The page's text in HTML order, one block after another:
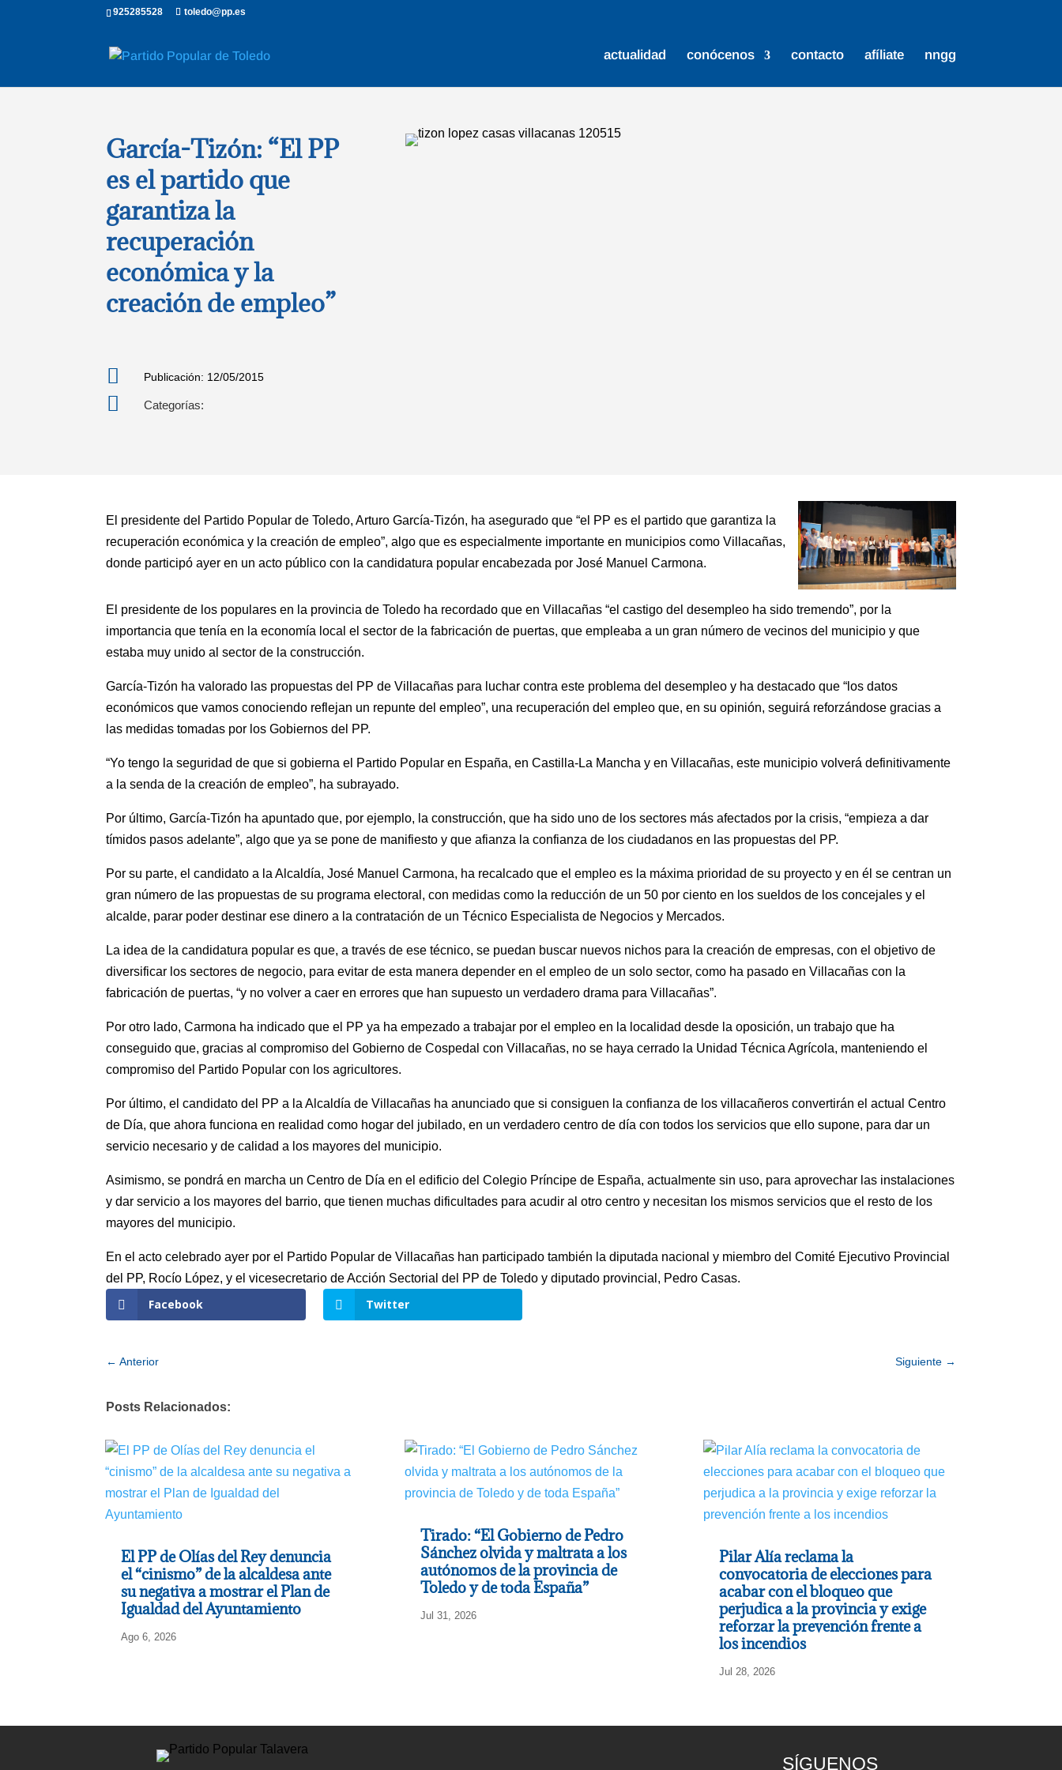
925285528 toledo@pp.es
actualidad conócenos contacto afíliate nngg
García-Tizón: “El PP
es el partido que
garantiza la
recuperación
económica y la
creación de empleo”
 Publicación: 12/05/2015
 Categorías:
El presidente del Partido Popular de Toledo, Arturo García-Tizón, ha asegurado que “el PP es el partido que garantiza la
recuperación económica y la creación de empleo”, algo que es especialmente importante en municipios como Villacañas,
donde participó ayer en un acto público con la candidatura popular encabezada por José Manuel Carmona.
El presidente de los populares en la provincia de Toledo ha recordado que en Villacañas “el castigo del desempleo ha sido tremendo”, por la
importancia que tenía en la economía local el sector de la fabricación de puertas, que empleaba a un gran número de vecinos del municipio y que
estaba muy unido al sector de la construcción.
García-Tizón ha valorado las propuestas del PP de Villacañas para luchar contra este problema del desempleo y ha destacado que “los datos
económicos que vamos conociendo reflejan un repunte del empleo”, una recuperación del empleo que, en su opinión, seguirá reforzándose gracias a
las medidas tomadas por los Gobiernos del PP.
“Yo tengo la seguridad de que si gobierna el Partido Popular en España, en Castilla-La Mancha y en Villacañas, este municipio volverá definitivamente
a la senda de la creación de empleo”, ha subrayado.
Por último, García-Tizón ha apuntado que, por ejemplo, la construcción, que ha sido uno de los sectores más afectados por la crisis, “empieza a dar
tímidos pasos adelante”, algo que ya se pone de manifiesto y que afianza la confianza de los ciudadanos en las propuestas del PP.
Por su parte, el candidato a la Alcaldía, José Manuel Carmona, ha recalcado que el empleo es la máxima prioridad de su proyecto y en él se centran un
gran número de las propuestas de su programa electoral, con medidas como la reducción de un 50 por ciento en los sueldos de los concejales y el
alcalde, parar poder destinar ese dinero a la contratación de un Técnico Especialista de Negocios y Mercados.
La idea de la candidatura popular es que, a través de ese técnico, se puedan buscar nuevos nichos para la creación de empresas, con el objetivo de
diversificar los sectores de negocio, para evitar de esta manera depender en el empleo de un solo sector, como ha pasado en Villacañas con la
fabricación de puertas, “y no volver a caer en errores que han supuesto un verdadero drama para Villacañas”.
Por otro lado, Carmona ha indicado que el PP ya ha empezado a trabajar por el empleo en la localidad desde la oposición, un trabajo que ha
conseguido que, gracias al compromiso del Gobierno de Cospedal con Villacañas, no se haya cerrado la Unidad Técnica Agrícola, manteniendo el
compromiso del Partido Popular con los agricultores.
Por último, el candidato del PP a la Alcaldía de Villacañas ha anunciado que si consiguen la confianza de los villacañeros convertirán el actual Centro
de Día, que ahora funciona en realidad como hogar del jubilado, en un verdadero centro de día con todos los servicios que ello supone, para dar un
servicio necesario y de calidad a los mayores del municipio.
Asimismo, se pondrá en marcha un Centro de Día en el edificio del Colegio Príncipe de España, actualmente sin uso, para aprovechar las instalaciones
y dar servicio a los mayores del barrio, que tienen muchas dificultades para acudir al otro centro y necesitan los mismos servicios que el resto de los
mayores del municipio.
En el acto celebrado ayer por el Partido Popular de Villacañas han participado también la diputada nacional y miembro del Comité Ejecutivo Provincial
del PP, Rocío López, y el vicesecretario de Acción Sectorial del PP de Toledo y diputado provincial, Pedro Casas.
Facebook Twitter
←Anterior Siguiente→
Posts Relacionados:
El PP de Olías del Rey denuncia
el “cinismo” de la alcaldesa ante
su negativa a mostrar el Plan de
Igualdad del Ayuntamiento
Ago 6, 2026
Tirado: “El Gobierno de Pedro
Sánchez olvida y maltrata a los
autónomos de la provincia de
Toledo y de toda España”
Jul 31, 2026
Pilar Alía reclama la
convocatoria de elecciones para
acabar con el bloqueo que
perjudica a la provincia y exige
reforzar la prevención frente a
los incendios
Jul 28, 2026
SÍGUENOS